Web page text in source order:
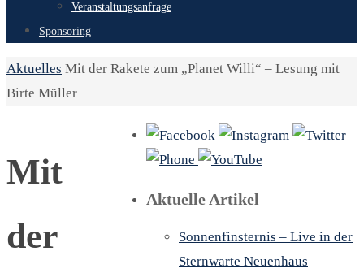
Veranstaltungsanfrage
Sponsoring
Start
Aktuelles Mit der Rakete zum „Planet Willi“ – Lesung mit
Birte Müller
Mit
der
Aktuelle Artikel
Sonnenfinsternis – Live in der
Sternwarte Neuenhaus